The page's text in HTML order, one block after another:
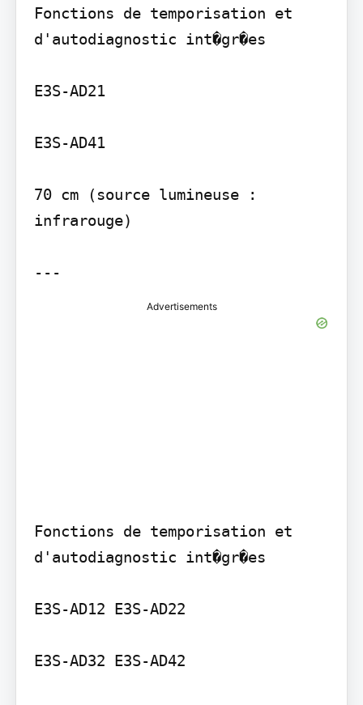
Fonctions de temporisation et
d'autodiagnostic int�gr�es
E3S-AD21
E3S-AD41
70 cm (source lumineuse :
infrarouge)
---
Advertisements
Fonctions de temporisation et
d'autodiagnostic int�gr�es
E3S-AD12 E3S-AD22
E3S-AD32 E3S-AD42